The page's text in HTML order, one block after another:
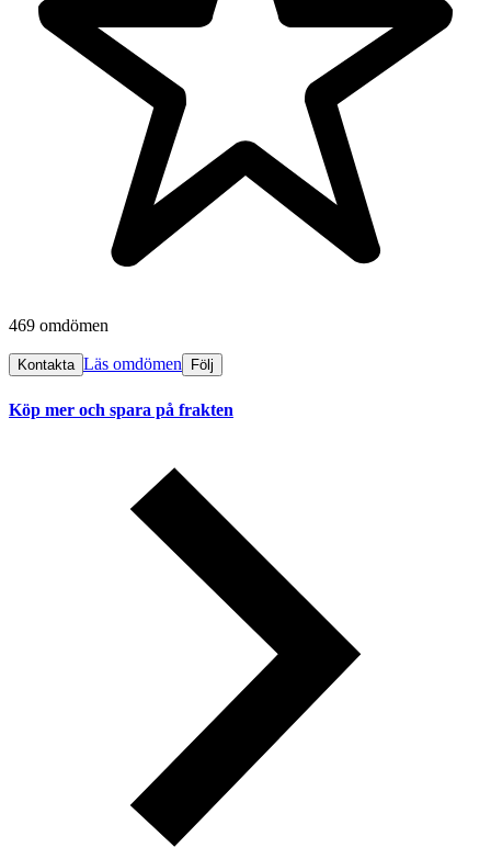
469 omdömen
Kontakta Läs omdömen Följ
Köp mer och spara på frakten